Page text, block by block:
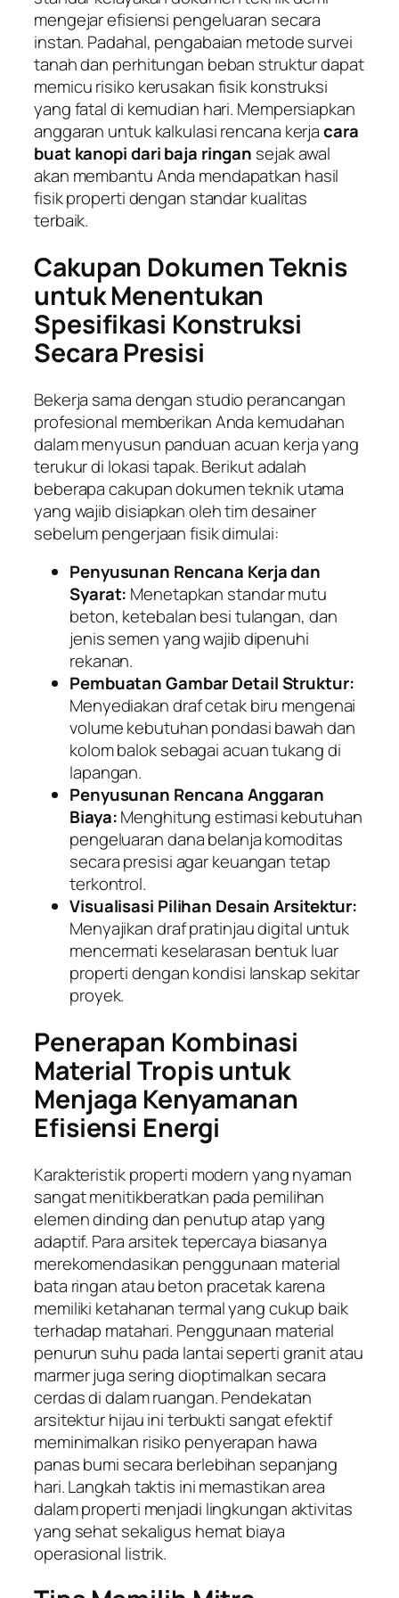
mengejar efisiensi pengeluaran secara
instan. Padahal, pengabaian metode survei
tanah dan perhitungan beban struktur dapat
memicu risiko kerusakan fisik konstruksi
yang fatal di kemudian hari. Mempersiapkan
anggaran untuk kalkulasi rencana kerjacara
buat kanopi dari baja ringan sejak awal
akan membantu Anda mendapatkan hasil
fisik properti dengan standar kualitas
terbaik.
Cakupan Dokumen Teknis
untuk Menentukan
Spesifikasi Konstruksi
Secara Presisi
Bekerja sama dengan studio perancangan
profesional memberikan Anda kemudahan
dalam menyusun panduan acuan kerja yang
terukur di lokasi tapak. Berikut adalah
beberapa cakupan dokumen teknik utama
yang wajib disiapkan oleh tim desainer
sebelum pengerjaan fisik dimulai:
Penyusunan Rencana Kerja dan
Syarat: Menetapkan standar mutu
beton, ketebalan besi tulangan, dan
jenis semen yang wajib dipenuhi
rekanan.
Pembuatan Gambar Detail Struktur:
Menyediakan draf cetak biru mengenai
volume kebutuhan pondasi bawah dan
kolom balok sebagai acuan tukang di
lapangan.
Penyusunan Rencana Anggaran
Biaya:Menghitung estimasi kebutuhan
pengeluaran dana belanja komoditas
secara presisi agar keuangan tetap
terkontrol.
Visualisasi Pilihan Desain Arsitektur:
Menyajikan draf pratinjau digital untuk
mencermati keselarasan bentuk luar
properti dengan kondisi lanskap sekitar
proyek.
Penerapan Kombinasi
Material Tropis untuk
Menjaga Kenyamanan
Efisiensi Energi
Karakteristik properti modern yang nyaman
sangat menitikberatkan pada pemilihan
elemen dinding dan penutup atap yang
adaptif. Para arsitek tepercaya biasanya
merekomendasikan penggunaan material
bata ringan atau beton pracetak karena
memiliki ketahanan termal yang cukup baik
terhadap matahari. Penggunaan material
penurun suhu pada lantai seperti granit atau
marmer juga sering dioptimalkan secara
cerdas di dalam ruangan. Pendekatan
arsitektur hijau ini terbukti sangat efektif
meminimalkan risiko penyerapan hawa
panas bumi secara berlebihan sepanjang
hari. Langkah taktis ini memastikan area
dalam properti menjadi lingkungan aktivitas
yang sehat sekaligus hemat biaya
operasional listrik.